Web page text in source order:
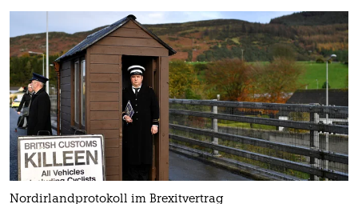
Nordirlandprotokoll im Brexitvertrag